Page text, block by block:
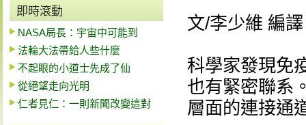
即時滾動
NASA局長：宇宙中可能到
法輪大法帶給人些什麼
不起眼的小道士先成了仙
從絕望走向光明
仁者見仁：一則新聞改變這對
文/李少維 編譯
科學家發現免
也有緊密聯系
層面的連接通